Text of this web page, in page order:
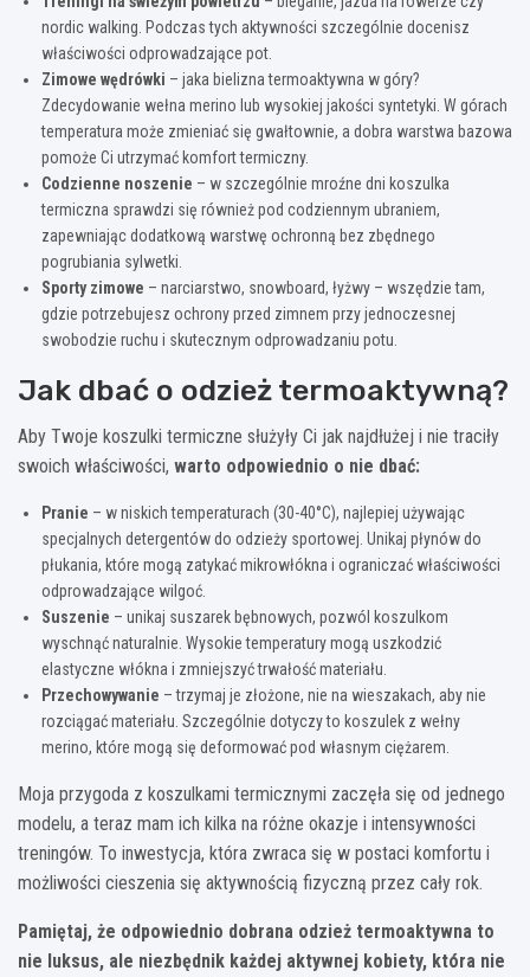
nordic walking. Podczas tych aktywności szczególnie docenisz
właściwości odprowadzające pot.
Zimowe wędrówki – jaka bielizna termoaktywna w góry?
Zdecydowanie wełna merino lub wysokiej jakości syntetyki. W górach
temperatura może zmieniać się gwałtownie, a dobra warstwa bazowa
pomoże Ci utrzymać komfort termiczny.
Codzienne noszenie – w szczególnie mroźne dni koszulka
termiczna sprawdzi się również pod codziennym ubraniem,
zapewniając dodatkową warstwę ochronną bez zbędnego
pogrubiania sylwetki.
Sporty zimowe – narciarstwo, snowboard, łyżwy – wszędzie tam,
gdzie potrzebujesz ochrony przed zimnem przy jednoczesnej
swobodzie ruchu i skutecznym odprowadzaniu potu.
Jak dbać o odzież termoaktywną?
Aby Twoje koszulki termiczne służyły Ci jak najdłużej i nie traciły
swoich właściwości, warto odpowiednio o nie dbać:
Pranie – w niskich temperaturach (30-40°C), najlepiej używając
specjalnych detergentów do odzieży sportowej. Unikaj płynów do
płukania, które mogą zatykać mikrowłókna i ograniczać właściwości
odprowadzające wilgoć.
Suszenie – unikaj suszarek bębnowych, pozwól koszulkom
wyschnąć naturalnie. Wysokie temperatury mogą uszkodzić
elastyczne włókna i zmniejszyć trwałość materiału.
Przechowywanie – trzymaj je złożone, nie na wieszakach, aby nie
rozciągać materiału. Szczególnie dotyczy to koszulek z wełny
merino, które mogą się deformować pod własnym ciężarem.
Moja przygoda z koszulkami termicznymi zaczęła się od jednego
modelu, a teraz mam ich kilka na różne okazje i intensywności
treningów. To inwestycja, która zwraca się w postaci komfortu i
możliwości cieszenia się aktywnością fizyczną przez cały rok.
Pamiętaj, że odpowiednio dobrana odzież termoaktywna to
nie luksus, ale niezbędnik każdej aktywnej kobiety, która nie